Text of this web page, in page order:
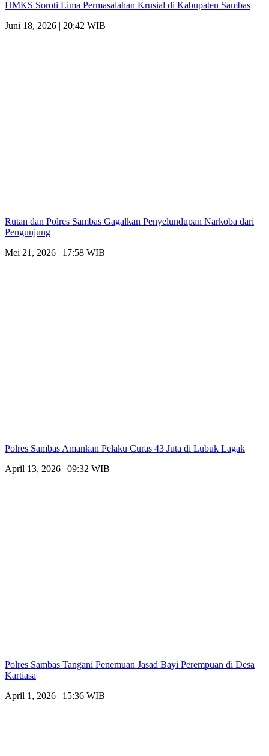
HMKS Soroti Lima Permasalahan Krusial di Kabupaten Sambas
Juni 18, 2026 | 20:42 WIB
Rutan dan Polres Sambas Gagalkan Penyelundupan Narkoba dari
Pengunjung
Mei 21, 2026 | 17:58 WIB
Polres Sambas Amankan Pelaku Curas 43 Juta di Lubuk Lagak
April 13, 2026 | 09:32 WIB
Polres Sambas Tangani Penemuan Jasad Bayi Perempuan di Desa
Kartiasa
April 1, 2026 | 15:36 WIB